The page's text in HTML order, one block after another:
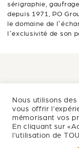
sérigraphie,
depuis 1971, PO
le domaine de
l’exclusivité de son
Nous utilisons
vous offrir
mémorisant vos
En cliquant sur
l'utilisation de